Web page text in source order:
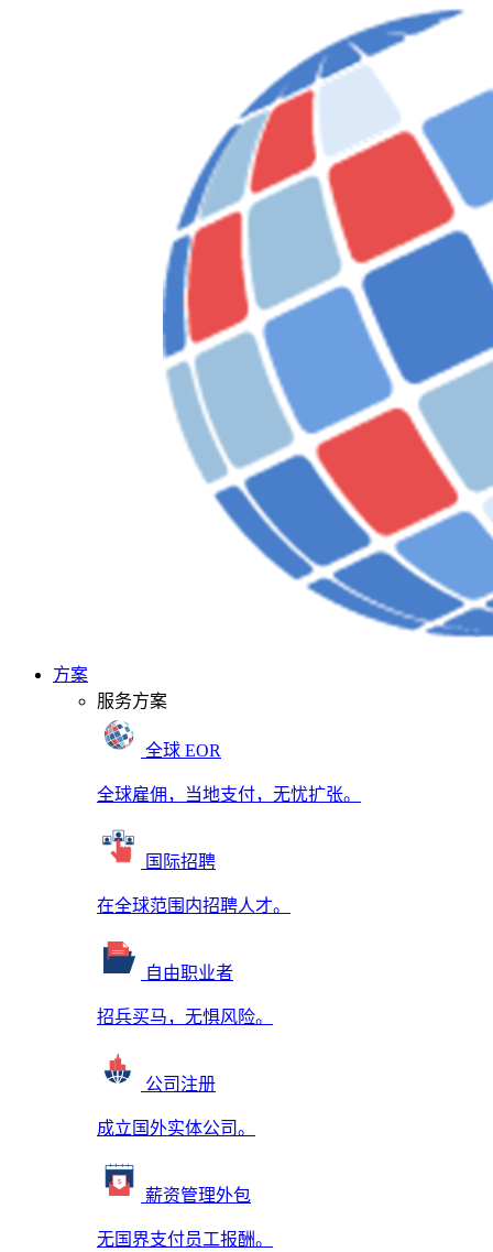
方案
服务方案
全球 EOR
全球雇佣，当地支付，无忧扩张。
国际招聘
在全球范围内招聘人才。
自由职业者
招兵买马，无惧风险。
公司注册
成立国外实体公司。
薪资管理外包
无国界支付员工报酬。